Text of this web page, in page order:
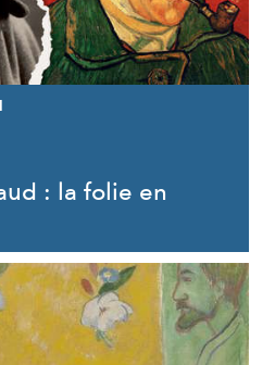
: la folie en